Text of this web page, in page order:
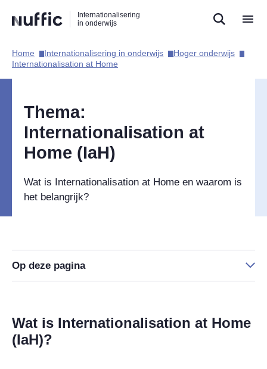
naar
zoekfunctie
naar
hoofdnavigatie
naar
inhoud
Internationalisering
in onderwijs
Hoofdnavigatie
Home​ Internationalisering in onderwijs​
Hoger onderwijs​
Internationalisation at Home​
Thema:
Internationalisation at
Home (IaH)
Wat is Internationalisation at Home en waarom is
het belangrijk?
Op deze pagina
Wat is Internationalisation at Home
(IaH)?